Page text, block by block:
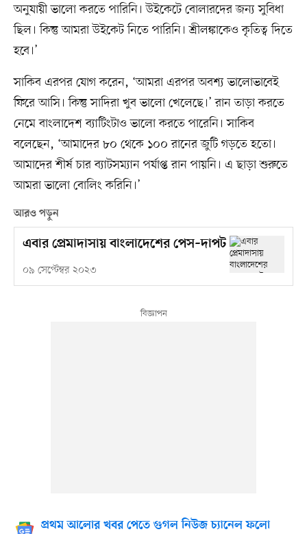
অনুযায়ী ভালো করতে পারিনি। উইকেটে বোলারদের জন্য সুবিধা
ছিল। কিন্তু আমরা উইকেট নিতে পারিনি। শ্রীলঙ্কাকেও কৃতিত্ব দিতে
হবে।’
সাকিব এরপর যোগ করেন, ‘আমরা এরপর অবশ্য ভালোভাবেই
ফিরে আসি। কিন্তু সাদিরা খুব ভালো খেলেছে।’ রান তাড়া করতে
নেমে বাংলাদেশ ব্যাটিংটাও ভালো করতে পারেনি। সাকিব
বলেছেন, ‘আমাদের ৮০ থেকে ১০০ রানের জুটি গড়তে হতো।
আমাদের শীর্ষ চার ব্যাটসম্যান পর্যাপ্ত রান পায়নি। এ ছাড়া শুরুতে
আমরা ভালো বোলিং করিনি।’
আরও পড়ুন
এবার প্রেমাদাসায় বাংলাদেশের পেস–দাপট
০৯ সেপ্টেম্বর ২০২৩
প্রথম আলোর খবর পেতে গুগল নিউজ চ্যানেল ফলো